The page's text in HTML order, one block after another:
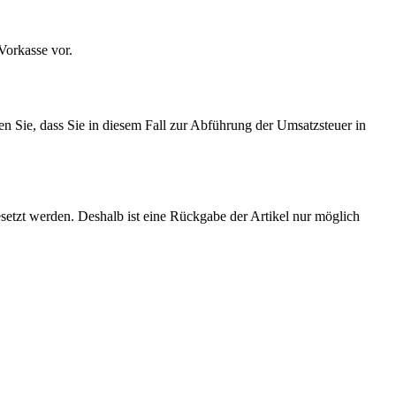
vor.
Sie, dass Sie in diesem Fall zur Abführung der Umsatzsteuer in
werden. Deshalb ist eine Rückgabe der Artikel nur möglich